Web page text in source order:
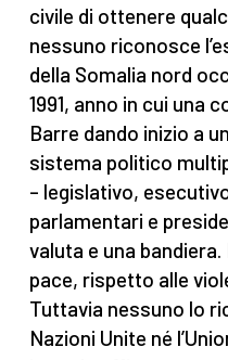
civile di ottenere
nessuno riconosce
della Somalia nord
1991, anno in cui una
Barre dando inizio a
sistema politico
– legislativo,
parlamentari e
valuta e una
pace, rispetto alle
Tuttavia nessuno lo
Nazioni Unite né